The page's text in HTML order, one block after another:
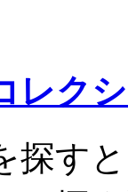
レク
探す